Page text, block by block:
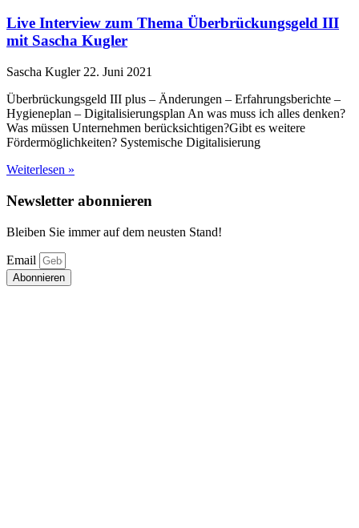
Live Interview zum Thema Überbrückungsgeld III
mit Sascha Kugler
Sascha Kugler 22. Juni 2021
Überbrückungsgeld III plus – Änderungen – Erfahrungsberichte –
Hygieneplan – Digitalisierungsplan An was muss ich alles denken?
Was müssen Unternehmen berücksichtigen?Gibt es weitere
Fördermöglichkeiten? Systemische Digitalisierung
Weiterlesen »
Newsletter abonnieren
Bleiben Sie immer auf dem neusten Stand!
Email
Abonnieren